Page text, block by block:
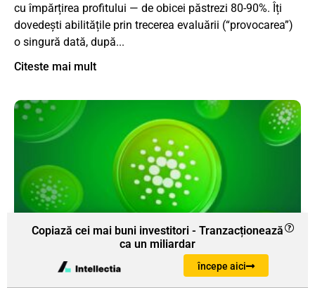
cu împărțirea profitului — de obicei păstrezi 80-90%. Îți
dovedești abilitățile prin trecerea evaluării (“provocarea”)
o singură dată, după...
Citeste mai mult
Cardano: Tot ce trebuie să știi
Copiază cei mai buni investitori - Tranzacționează
ca un miliardar
începe aici